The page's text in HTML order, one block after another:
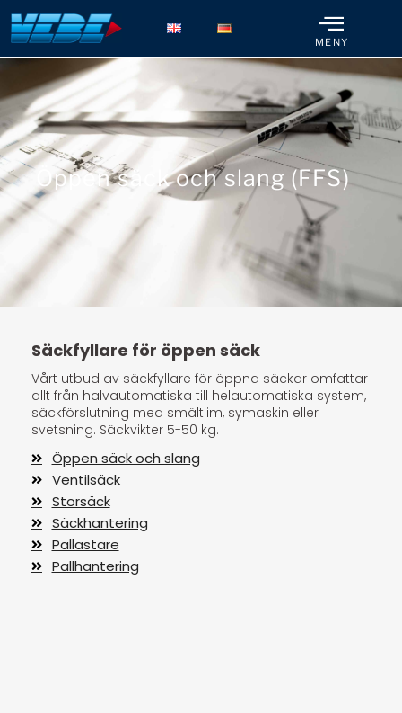
MENY
Öppen säck och slang (FFS)
Säckfyllare för öppen säck
Vårt utbud av säckfyllare för öppna säckar omfattar
allt från halvautomatiska till helautomatiska system,
säckförslutning med smältlim, symaskin eller
svetsning. Säckvikter 5-50 kg.
Öppen säck och slang
Ventilsäck
Storsäck
Säckhantering
Pallastare
Pallhantering